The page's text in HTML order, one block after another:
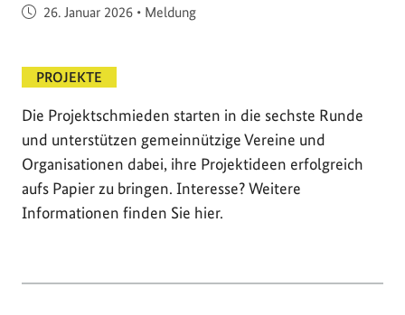
Veröffentlicht am
26. Januar 2026 • Meldung
PROJEKTE
Die Projektschmieden starten in die sechste Runde
und unterstützen gemeinnützige Vereine und
Organisationen dabei, ihre Projektideen erfolgreich
aufs Papier zu bringen. Interesse? Weitere
Informationen finden Sie hier.